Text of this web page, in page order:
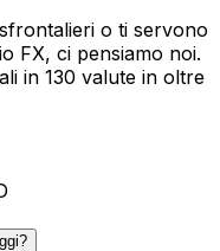
o ti servono
FX, ci pensiamo noi.
in 130 valute in oltre